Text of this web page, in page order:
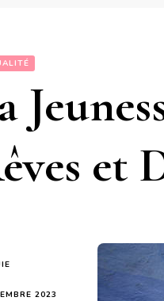
et
2023